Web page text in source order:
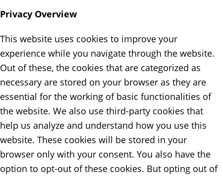
Privacy Overview
This website uses cookies to improve your
experience while you navigate through the website.
Out of these, the cookies that are categorized as
necessary are stored on your browser as they are
essential for the working of basic functionalities of
the website. We also use third-party cookies that
help us analyze and understand how you use this
website. These cookies will be stored in your
browser only with your consent. You also have the
option to opt-out of these cookies. But opting out of